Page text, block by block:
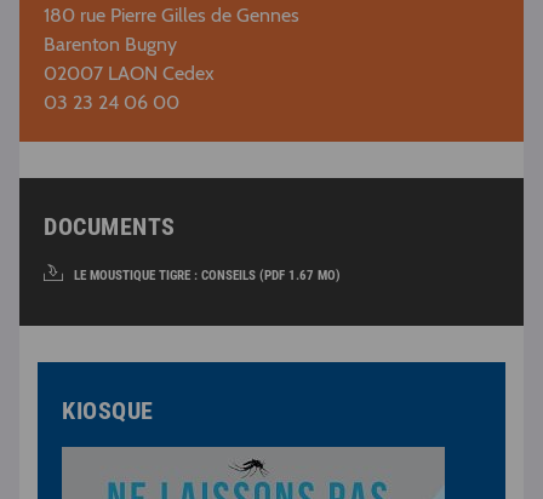
180 rue Pierre Gilles de Gennes
Barenton Bugny
02007 LAON Cedex
03 23 24 06 00
DOCUMENTS
LE MOUSTIQUE TIGRE : CONSEILS (PDF 1.67 MO)
KIOSQUE